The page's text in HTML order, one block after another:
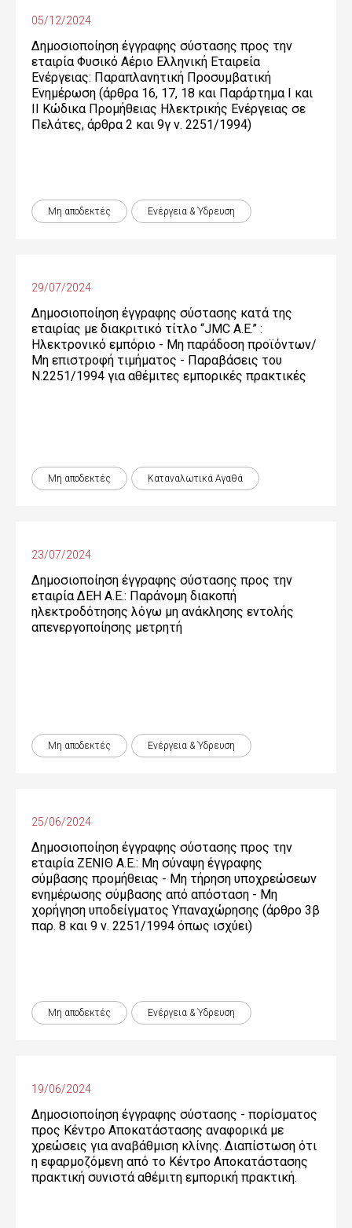
05/12/2024
Δημοσιοποίηση έγγραφης σύστασης προς την
εταιρία Φυσικό Αέριο Ελληνική Εταιρεία
Ενέργειας: Παραπλανητική Προσυμβατική
Ενημέρωση (άρθρα 16, 17, 18 και Παράρτημα Ι και
ΙΙ Κώδικα Προμήθειας Ηλεκτρικής Ενέργειας σε
Πελάτες, άρθρα 2 και 9γ ν. 2251/1994)
Μη αποδεκτές Ενέργεια & Ύδρευση
29/07/2024
Δημοσιοποίηση έγγραφης σύστασης κατά της
εταιρίας με διακριτικό τίτλο “JMC Α.Ε.” :
Ηλεκτρονικό εμπόριο - Μη παράδοση προϊόντων/
Μη επιστροφή τιμήματος - Παραβάσεις του
Ν.2251/1994 για αθέμιτες εμπορικές πρακτικές
Μη αποδεκτές Καταναλωτικά Αγαθά
23/07/2024
Δημοσιοποίηση έγγραφης σύστασης προς την
εταιρία ΔΕΗ Α.Ε.: Παράνομη διακοπή
ηλεκτροδότησης λόγω μη ανάκλησης εντολής
απενεργοποίησης μετρητή
Μη αποδεκτές Ενέργεια & Ύδρευση
25/06/2024
Δημοσιοποίηση έγγραφης σύστασης προς την
εταιρία ΖΕΝΙΘ Α.Ε.: Μη σύναψη έγγραφης
σύμβασης προμήθειας - Μη τήρηση υποχρεώσεων
ενημέρωσης σύμβασης από απόσταση - Μη
χορήγηση υποδείγματος Υπαναχώρησης (άρθρο 3β
παρ. 8 και 9 ν. 2251/1994 όπως ισχύει)
Μη αποδεκτές Ενέργεια & Ύδρευση
19/06/2024
Δημοσιοποίηση έγγραφης σύστασης - πορίσματος
προς Κέντρο Αποκατάστασης αναφορικά με
χρεώσεις για αναβάθμιση κλίνης. Διαπίστωση ότι
η εφαρμοζόμενη από το Κέντρο Αποκατάστασης
πρακτική συνιστά αθέμιτη εμπορική πρακτική.